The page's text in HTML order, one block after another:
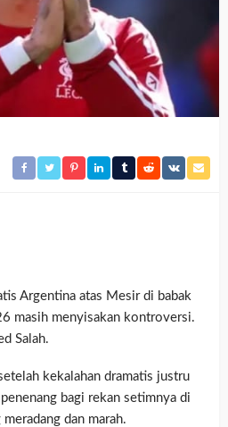
Argentina atas Mesir di babak
masih menyisakan kontroversi.
Salah.
kekalahan dramatis justru
bagi rekan setimnya di
dan marah.